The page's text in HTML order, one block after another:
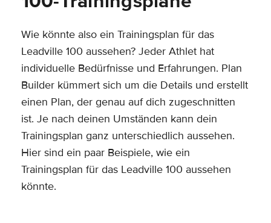
Wie könnte also ein Trainingsplan für das
Leadville 100 aussehen? Jeder Athlet hat
individuelle Bedürfnisse und Erfahrungen. Plan
Builder kümmert sich um die Details und erstellt
einen Plan, der genau auf dich zugeschnitten
ist. Je nach deinen Umständen kann dein
Trainingsplan ganz unterschiedlich aussehen.
Hier sind ein paar Beispiele, wie ein
Trainingsplan für das Leadville 100 aussehen
könnte.